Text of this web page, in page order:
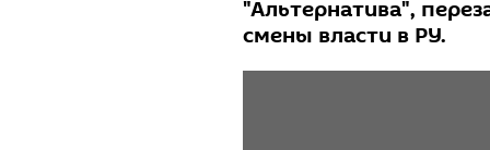
"Альтернатива",
смены власти в РУ.